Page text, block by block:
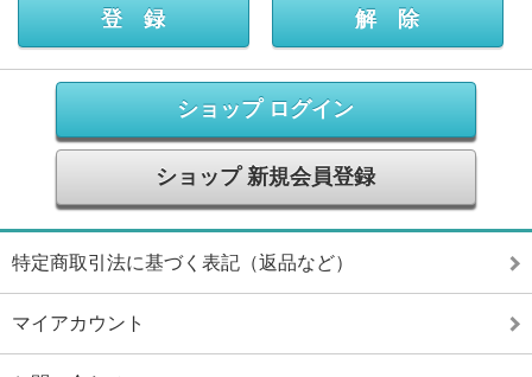
ショップ ログイン
ショップ 新規会員登録
特定商取引法に基づく表記（返品など）
マイアカウント